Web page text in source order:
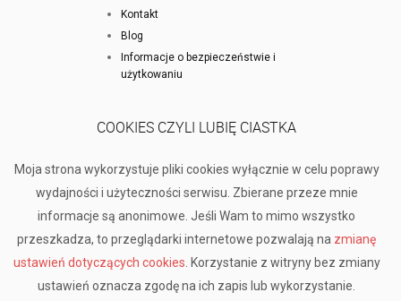
Kontakt
Blog
Informacje o bezpieczeństwie i
użytkowaniu
COOKIES CZYLI LUBIĘ CIASTKA
Moja strona wykorzystuje pliki cookies wyłącznie w celu poprawy
wydajności i użyteczności serwisu. Zbierane przeze mnie
informacje są anonimowe. Jeśli Wam to mimo wszystko
przeszkadza, to przeglądarki internetowe pozwalają na zmianę
ustawień dotyczących cookies . Korzystanie z witryny bez zmiany
ustawień oznacza zgodę na ich zapis lub wykorzystanie.